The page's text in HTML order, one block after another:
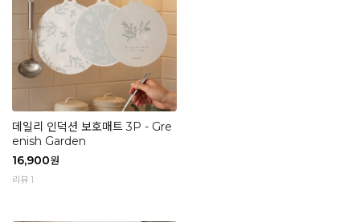
데일리 인덕션 보호매트 3P - Gre
enish Garden
16,900원
리뷰 1